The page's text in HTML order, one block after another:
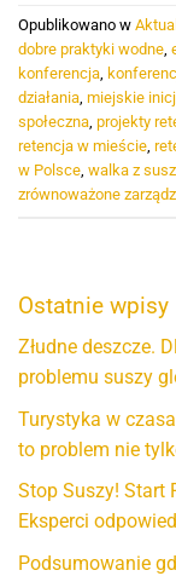
Opublikowano w
dobre praktyki wodne
konferencja
działania miejskie
społeczna projekty
retencja w mieście
w Polsce walka z
zrównoważone
Ostatnie wpisy
Złudne deszcze.
problemu suszy
Turystyka w
to problem nie
Stop Suszy! Start
Eksperci
Podsumowanie